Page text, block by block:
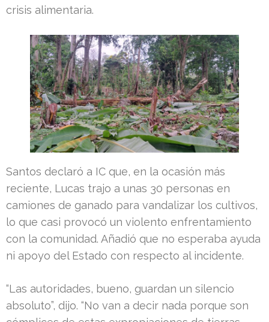
crisis alimentaria.
Santos declaró a IC que, en la ocasión más
reciente, Lucas trajo a unas 30 personas en
camiones de ganado para vandalizar los cultivos,
lo que casi provocó un violento enfrentamiento
con la comunidad. Añadió que no esperaba ayuda
ni apoyo del Estado con respecto al incidente.
“Las autoridades, bueno, guardan un silencio
absoluto”, dijo. “No van a decir nada porque son